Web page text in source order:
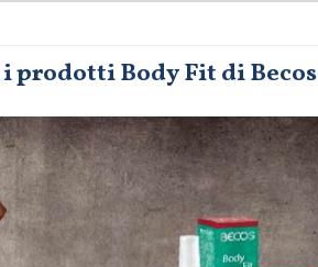
i prodotti Body Fit di Becos